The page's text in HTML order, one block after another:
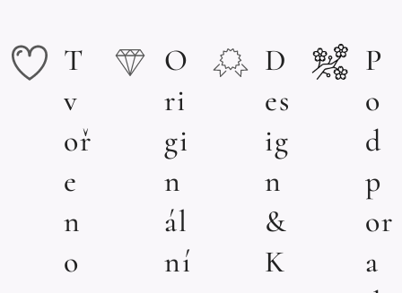
T
v
oř
e
n
o
O
ri
gi
n
ál
ní
D
es
ig
n
&
K
P
o
d
p
or
a